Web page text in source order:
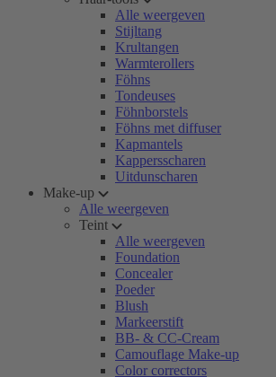
Alle weergeven
Stijltang
Krultangen
Warmterollers
Föhns
Tondeuses
Föhnborstels
Föhns met diffuser
Kapmantels
Kappersscharen
Uitdunscharen
Make-up
Alle weergeven
Teint
Alle weergeven
Foundation
Concealer
Poeder
Blush
Markeerstift
BB- & CC-Cream
Camouflage Make-up
Color correctors